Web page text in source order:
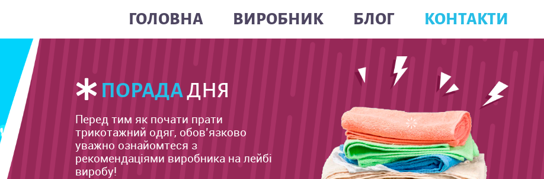
ГОЛОВНА ВИРОБНИК БЛОГ КОНТАКТИ
ПОРАДАДНЯ
Перед тим як почати прати
трикотажний одяг, обов’язково
уважно ознайомтеся з
рекомендаціями виробника на лейбі
виробу!